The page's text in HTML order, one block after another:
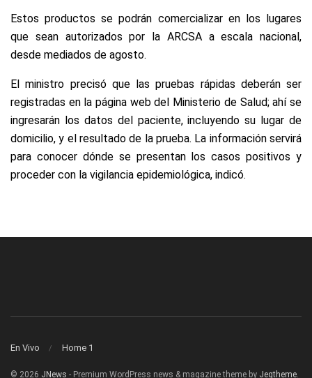
Estos productos se podrán comercializar en los lugares
que sean autorizados por la ARCSA a escala nacional,
desde mediados de agosto.
El ministro precisó que las pruebas rápidas deberán ser
registradas en la página web del Ministerio de Salud; ahí se
ingresarán los datos del paciente, incluyendo su lugar de
domicilio, y el resultado de la prueba. La información servirá
para conocer dónde se presentan los casos positivos y
proceder con la vigilancia epidemiológica, indicó.
En Vivo Home 1
© 2026 JNews - Premium WordPress news & magazine theme by Jegtheme.